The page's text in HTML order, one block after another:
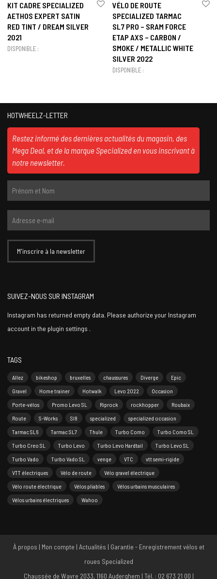
KIT CADRE SPECIALIZED
AETHOS EXPERT SATIN
RED TINT / DREAM SILVER
2021
DISPONIBLE :
VÉLO DE ROUTE
SPECIALIZED TARMAC
SL7 PRO – SRAM FORCE
ETAP AXS – CARBON /
SMOKE / METALLIC WHITE
SILVER 2022
DISPONIBLE :
HOTWHEELZ-LETTER
Restez informé des dernières actualités du magasin, des
Mega Deal, et de la marque Specialized en vous inscrivant à
notre newsletter.
SUIVEZ-NOUS SUR INSTAGRAM
Instagram has returned empty data. Please authorize your Instagram
account in the plugin settings .
TAGS
Allez bikeshop bruxelles chaussures Diverge
Epic
Gravel
Home trainer Hotwalk Levo 2022
Occasion
Porte-vélos
Promo Levo SL Riprock rockhopper
Roubaix
Route
S-Works Sl8 specialized
specialized occasion
Tarmac SL6
Tarmac SL7 Thule Turbo Como
Turbo Como SL
Turbo Creo SL
Turbo Levo Turbo Levo Hardtail
Turbo Levo SL
Turbo Vado
Turbo Vado SL venge VTC
vtt semi-rigide
VTT électriques
Vélo de route
Vélo gravel électrique
Vélo route électrique
Vélos pliables
Vélos urbains musculaires
Vélos urbains électriques
Wahoo
À propos | Mon compte | Actualités | Garantie - Enregistrement vélos et
roues Specialized
Chaussée de Wavre 2033, 1160 Auderghem | Tél. : 02 673 21 00 |